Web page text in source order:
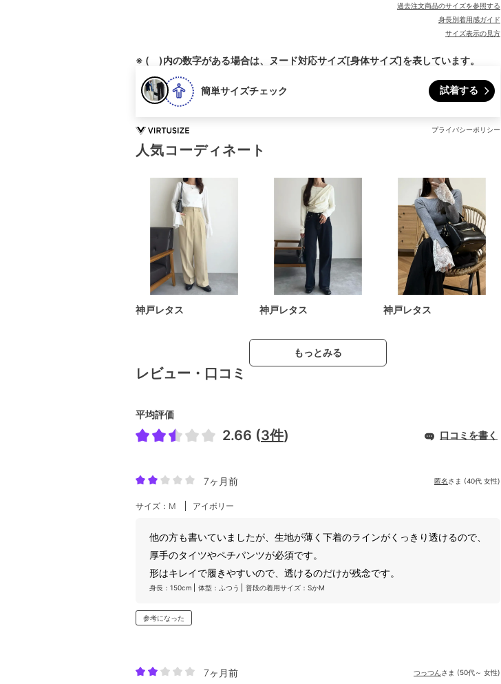
過去注文商品のサイズを参照する
身長別着用感ガイド
サイズ表示の見方
※ ( )内の数字がある場合は、ヌード対応サイズ[身体サイズ]を表しています。
簡単サイズチェック 試着する
プライバシーポリシー
人気コーディネート
神戸レタス 神戸レタス 神戸レタス
もっとみる
レビュー・口コミ
平均評価
2.66 (3件) 口コミを書く
7ヶ月前 匿名さま (40代 女性)
サイズ：M アイボリー
他の方も書いていましたが、生地が薄く下着のラインがくっきり透けるので、
厚手のタイツやペチパンツが必須です。
形はキレイで履きやすいので、透けるのだけが残念です。
身長：150cm 体型：ふつう 普段の着用サイズ：SかM
参考になった
7ヶ月前 つっつん さま (50代～ 女性)